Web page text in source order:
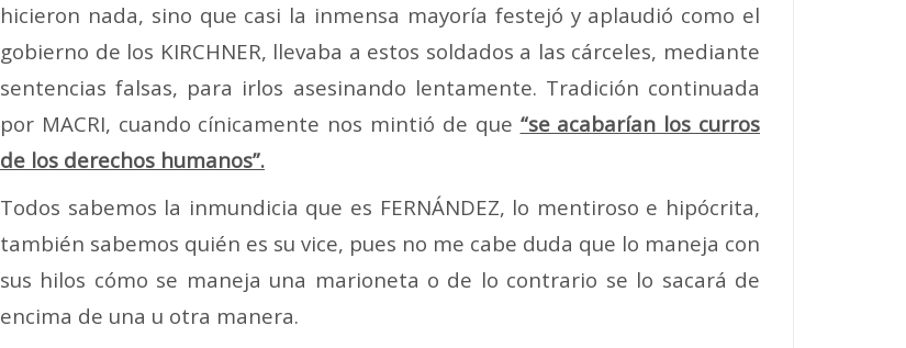
hicieron nada, sino que casi la inmensa mayoría festejó y aplaudió como el
gobierno de los KIRCHNER, llevaba a estos soldados a las cárceles, mediante
sentencias falsas, para irlos asesinando lentamente. Tradición continuada
por MACRI, cuando cínicamente nos mintió de que “se acabarían los curros
de los derechos humanos”.
Todos sabemos la inmundicia que es FERNÁNDEZ, lo mentiroso e hipócrita,
también sabemos quién es su vice, pues no me cabe duda que lo maneja con
sus hilos cómo se maneja una marioneta o de lo contrario se lo sacará de
encima de una u otra manera.